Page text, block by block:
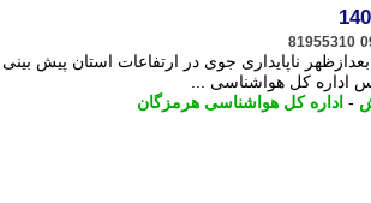
81955310
ناپایداری جوی در ارتفاعات استان پیش بینی
اداره کل هواشناسی ...
- اداره کل هواشناسی هرمزگان